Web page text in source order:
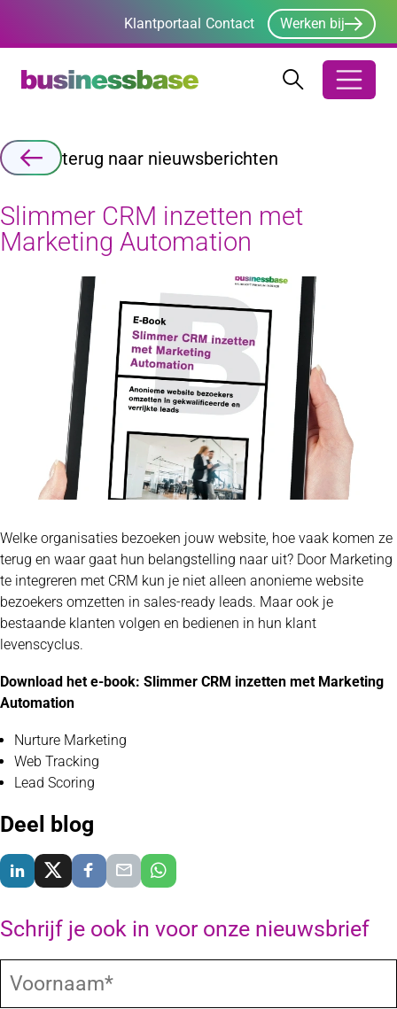
Klantportaal Contact Werken bij
Zoeken Zoeken
terug naar nieuwsberichten
Slimmer CRM inzetten met
Marketing Automation
Welke organisaties bezoeken jouw website, hoe vaak komen ze
terug en waar gaat hun belangstelling naar uit? Door Marketing
te integreren met CRM kun je niet alleen anonieme website
bezoekers omzetten in sales-ready leads. Maar ook je
bestaande klanten volgen en bedienen in hun klant
levenscyclus.
Download het e-book: Slimmer CRM inzetten met Marketing
Automation
Nurture Marketing
Web Tracking
Lead Scoring
Deel blog
Delen via LinkedIn
Delen via XDelen via Facebook
Delen via E-Mail
Delen via WhatsApp
Schrijf je ook in voor onze nieuwsbrief